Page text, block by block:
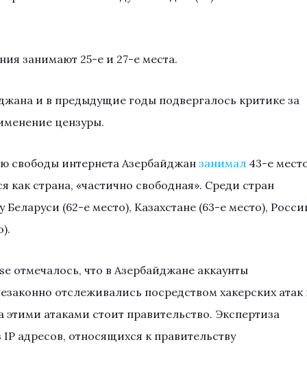
занимают 25-е и 27-е места.
и в предыдущие годы подвергалось критике за
цензуры.
свободы интернета Азербайджан занимал 43-е
как страна, «частично свободная». Среди стран
(62-е место), Казахстане (63-е место),
отмечалось, что в Азербайджане аккаунты
отслеживались посредством хакерских атак
атаками стоит правительство. Экспертиза
адресов, относящихся к правительству